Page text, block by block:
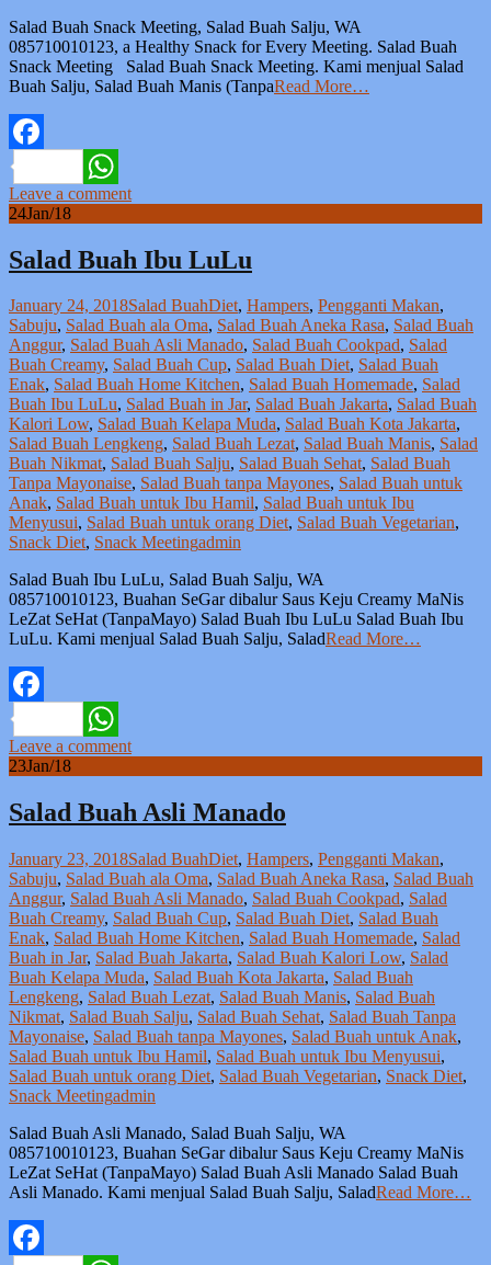
Salad Buah Snack Meeting, Salad Buah Salju, WA
085710010123, a Healthy Snack for Every Meeting. Salad Buah
Snack Meeting Salad Buah Snack Meeting. Kami menjual Salad
Buah Salju, Salad Buah Manis (TanpaRead More…
Facebook
WhatsApp
Leave a comment
24Jan/18
Salad Buah Ibu LuLu
January 24, 2018Salad BuahDiet, Hampers, Pengganti Makan,
Sabuju, Salad Buah ala Oma, Salad Buah Aneka Rasa, Salad Buah
Anggur, Salad Buah Asli Manado, Salad Buah Cookpad, Salad
Buah Creamy, Salad Buah Cup, Salad Buah Diet, Salad Buah
Enak, Salad Buah Home Kitchen, Salad Buah Homemade, Salad
Buah Ibu LuLu, Salad Buah in Jar, Salad Buah Jakarta, Salad Buah
Kalori Low, Salad Buah Kelapa Muda, Salad Buah Kota Jakarta,
Salad Buah Lengkeng, Salad Buah Lezat, Salad Buah Manis, Salad
Buah Nikmat, Salad Buah Salju, Salad Buah Sehat, Salad Buah
Tanpa Mayonaise, Salad Buah tanpa Mayones, Salad Buah untuk
Anak, Salad Buah untuk Ibu Hamil, Salad Buah untuk Ibu
Menyusui, Salad Buah untuk orang Diet, Salad Buah Vegetarian,
Snack Diet, Snack Meetingadmin
Salad Buah Ibu LuLu, Salad Buah Salju, WA
085710010123, Buahan SeGar dibalur Saus Keju Creamy MaNis
LeZat SeHat (TanpaMayo) Salad Buah Ibu LuLu Salad Buah Ibu
LuLu. Kami menjual Salad Buah Salju, SaladRead More…
Facebook
WhatsApp
Leave a comment
23Jan/18
Salad Buah Asli Manado
January 23, 2018Salad BuahDiet, Hampers, Pengganti Makan,
Sabuju, Salad Buah ala Oma, Salad Buah Aneka Rasa, Salad Buah
Anggur, Salad Buah Asli Manado, Salad Buah Cookpad, Salad
Buah Creamy, Salad Buah Cup, Salad Buah Diet, Salad Buah
Enak, Salad Buah Home Kitchen, Salad Buah Homemade, Salad
Buah in Jar, Salad Buah Jakarta, Salad Buah Kalori Low, Salad
Buah Kelapa Muda, Salad Buah Kota Jakarta, Salad Buah
Lengkeng, Salad Buah Lezat, Salad Buah Manis, Salad Buah
Nikmat, Salad Buah Salju, Salad Buah Sehat, Salad Buah Tanpa
Mayonaise, Salad Buah tanpa Mayones, Salad Buah untuk Anak,
Salad Buah untuk Ibu Hamil, Salad Buah untuk Ibu Menyusui,
Salad Buah untuk orang Diet, Salad Buah Vegetarian, Snack Diet,
Snack Meetingadmin
Salad Buah Asli Manado, Salad Buah Salju, WA
085710010123, Buahan SeGar dibalur Saus Keju Creamy MaNis
LeZat SeHat (TanpaMayo) Salad Buah Asli Manado Salad Buah
Asli Manado. Kami menjual Salad Buah Salju, SaladRead More…